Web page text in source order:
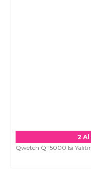
2 Al
Qwetch QT5000 Isı